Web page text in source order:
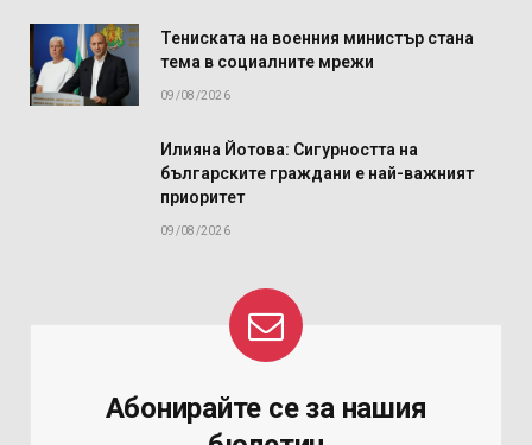
Тениската на военния министър стана
тема в социалните мрежи
09/08/2026
Илияна Йотова: Сигурността на
българските граждани е най-важният
приоритет
09/08/2026
Абонирайте се за нашия